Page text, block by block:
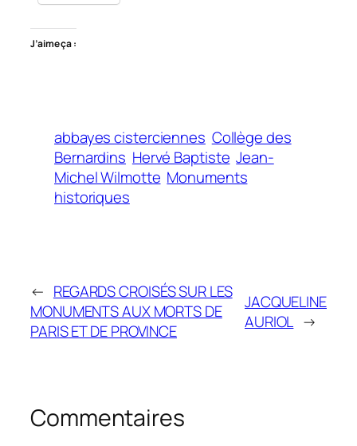
J’aime ça :
abbayes cisterciennes Collège des
Bernardins Hervé Baptiste Jean-
Michel Wilmotte Monuments
historiques
← REGARDS CROISÉS SUR LES
MONUMENTS AUX MORTS DE
PARIS ET DE PROVINCE
JACQUELINE
AURIOL →
Commentaires